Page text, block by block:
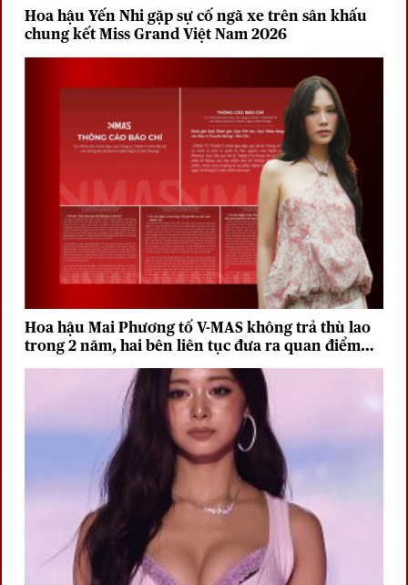
Hoa hậu Yến Nhi gặp sự cố ngã xe trên sân khấu
chung kết Miss Grand Việt Nam 2026
Hoa hậu Mai Phương tố V-MAS không trả thù lao
trong 2 năm, hai bên liên tục đưa ra quan điểm
trái chiều